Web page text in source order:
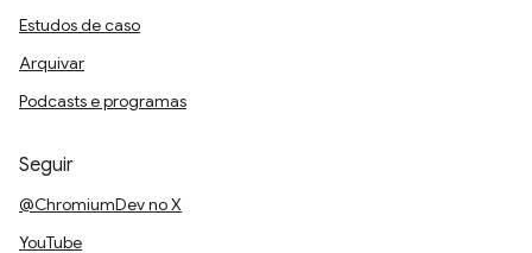
Estudos de caso
Arquivar
Podcasts e programas
Seguir
@ChromiumDev no X
YouTube